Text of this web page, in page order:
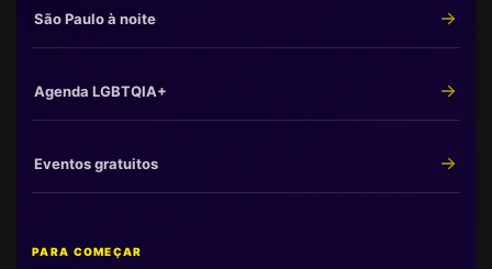
São Paulo à noite
Agenda LGBTQIA+
Eventos gratuitos
PARA COMEÇAR